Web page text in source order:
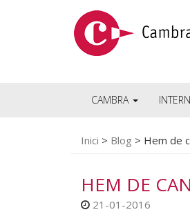
CAMBRA
Inici > Blog > Hem de
HEM DE
21-01-2016